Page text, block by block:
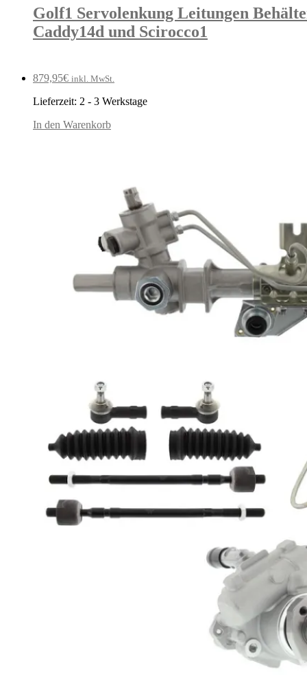
Golf1 Servolenkung Leitungen
Caddy14d und Scirocco1
879,95€ inkl. MwSt.
Lieferzeit: 2 - 3 Werkstage
In den Warenkorb